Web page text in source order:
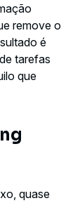
remove o
é
tarefas
que
quase